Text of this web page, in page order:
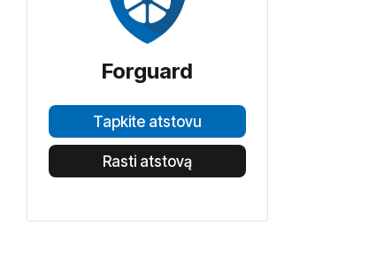
Forguard
Tapkite atstovu
Rasti atstovą